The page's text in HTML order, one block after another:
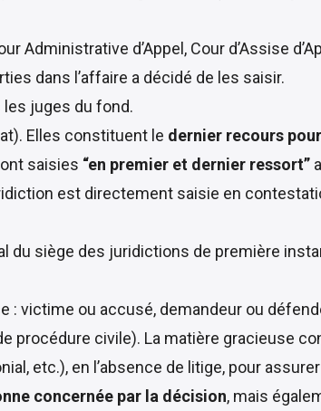
Administrative d’Appel, Cour d’Assise
dans l’affaire a décidé de les saisir.
juges du fond.
Elles constituent le dernier recours
saisies “en premier et dernier ressort”
est directement saisie en
du siège des juridictions de première
: victime ou accusé, demandeur ou
procédure civile). La matière gracieuse
etc.), en l’absence de litige, pour
concernée par la décision, mais